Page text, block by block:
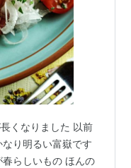
くなりました 以前
り明るい富嶽です
らしいもの ほんの